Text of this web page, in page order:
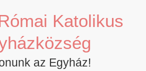
Katolikus
az Egyház!